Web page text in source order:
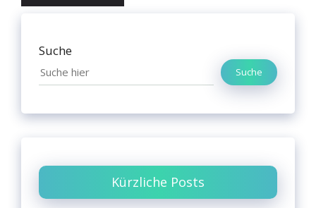
Suche
Suche
Kürzliche Posts